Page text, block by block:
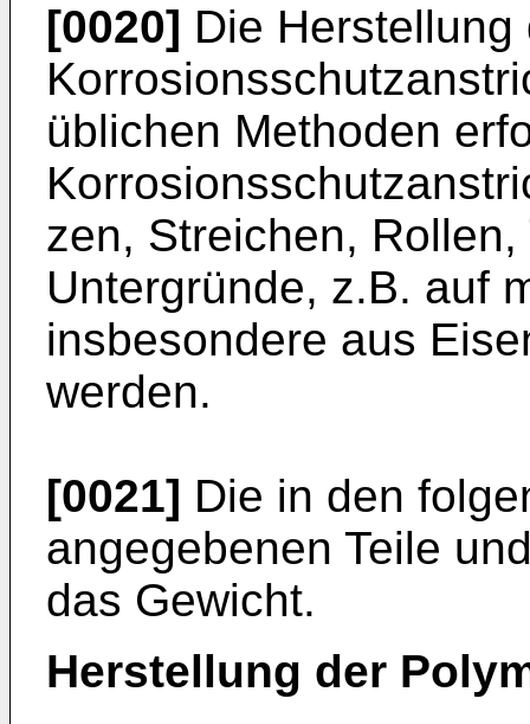
[0020] Die Herstellung
üblichen Methoden
zen, Streichen,
Untergründe, z.B. auf
insbesondere aus
werden.
[0021] Die in den
angegebenen Teile
das Gewicht.
Herstellung der